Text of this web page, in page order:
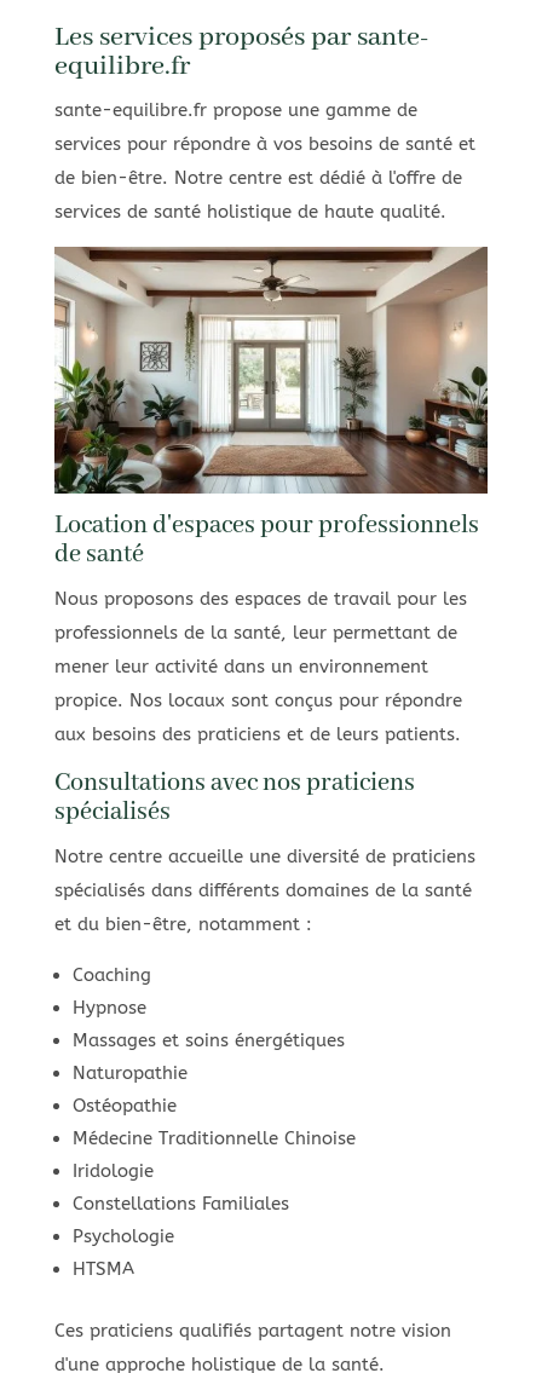
Les services proposés par sante-
equilibre.fr
sante-equilibre.fr propose une gamme de
services pour répondre à vos besoins de santé et
de bien-être. Notre centre est dédié à l'offre de
services de santé holistique de haute qualité.
Location d'espaces pour professionnels
de santé
Nous proposons des espaces de travail pour les
professionnels de la santé, leur permettant de
mener leur activité dans un environnement
propice. Nos locaux sont conçus pour répondre
aux besoins des praticiens et de leurs patients.
Consultations avec nos praticiens
spécialisés
Notre centre accueille une diversité de praticiens
spécialisés dans différents domaines de la santé
et du bien-être, notamment :
Coaching
Hypnose
Massages et soins énergétiques
Naturopathie
Ostéopathie
Médecine Traditionnelle Chinoise
Iridologie
Constellations Familiales
Psychologie
HTSMA
Ces praticiens qualifiés partagent notre vision
d'une approche holistique de la santé.